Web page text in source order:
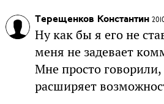
Терещенков Константин
Ну как бы я его не
меня не задевает
Мне просто
расширяет